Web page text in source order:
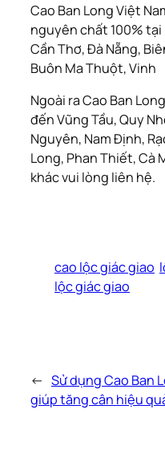
Cao Ban Long Việt
nguyên chất 100% tại
Cần Thơ, Đà Nẵng,
Buôn Ma Thuột, Vinh
Ngoài ra Cao Ban
đến Vũng Tầu, Quy
Nguyên, Nam Định,
Long, Phan Thiết, Cà
khác vui lòng liên hệ.
cao lộc giác giao
lộc giác giao
← Sử dụng Cao Ban
giúp tăng cân hiệu